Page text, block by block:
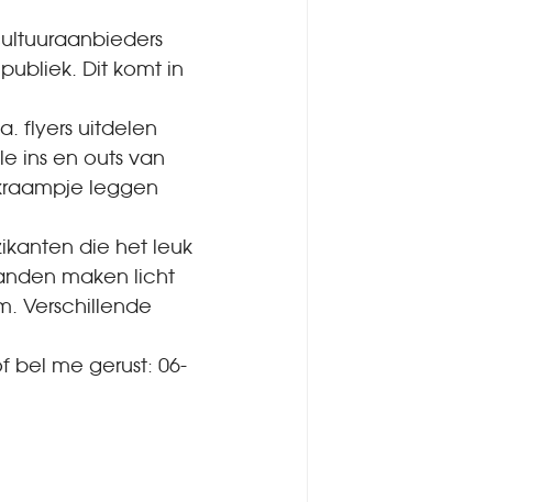
Dit komt in
flyers uitdelen
ins en outs van
leggen
die het leuk
maken licht
Verschillende
bel me gerust: 06-